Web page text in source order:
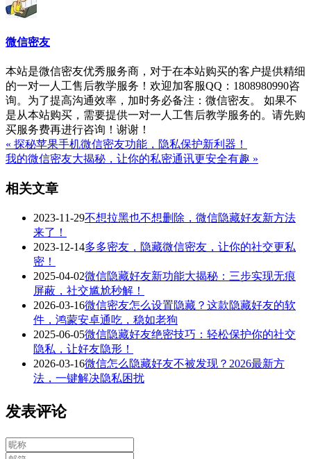
微信密友
本站是微信密友优秀服务商，对于在本站购买的客户提供精细
的一对一人工售后教学服务！欢迎加客服QQ：1808980990咨
询。为了提高沟通效率，加时务必备注：微信密友。 如果不
是从本站购买，需要提供一对一人工售后教学服务的。请先购
买服务费再进行咨询！谢谢！
« 探秘苹果手机微信密友功能，隐私保护新利器！
我的微信密友大揭秘，让你的私密通讯更安全有趣 »
相关文章
2023-11-29不想拉黑也不想删除，微信隐藏好友新方法
来了！
2023-12-14多多密友，隐藏微信密友，让你的社交更私
密！
2025-04-02微信隐藏好友新功能大揭秘：三步实现无痕
屏蔽，社交尴尬秒解！
2026-03-16微信密友怎么设置隐藏？这款隐藏好友的软
件，鸿蒙安卓通吃，稳如老狗
2025-06-05微信隐藏好友绝密技巧：轻松保护你的社交
隐私，让好友隐形！
2026-03-16微信怎么隐藏好友不被发现？2026最新方
法，一键解决隐私困扰
发表评论